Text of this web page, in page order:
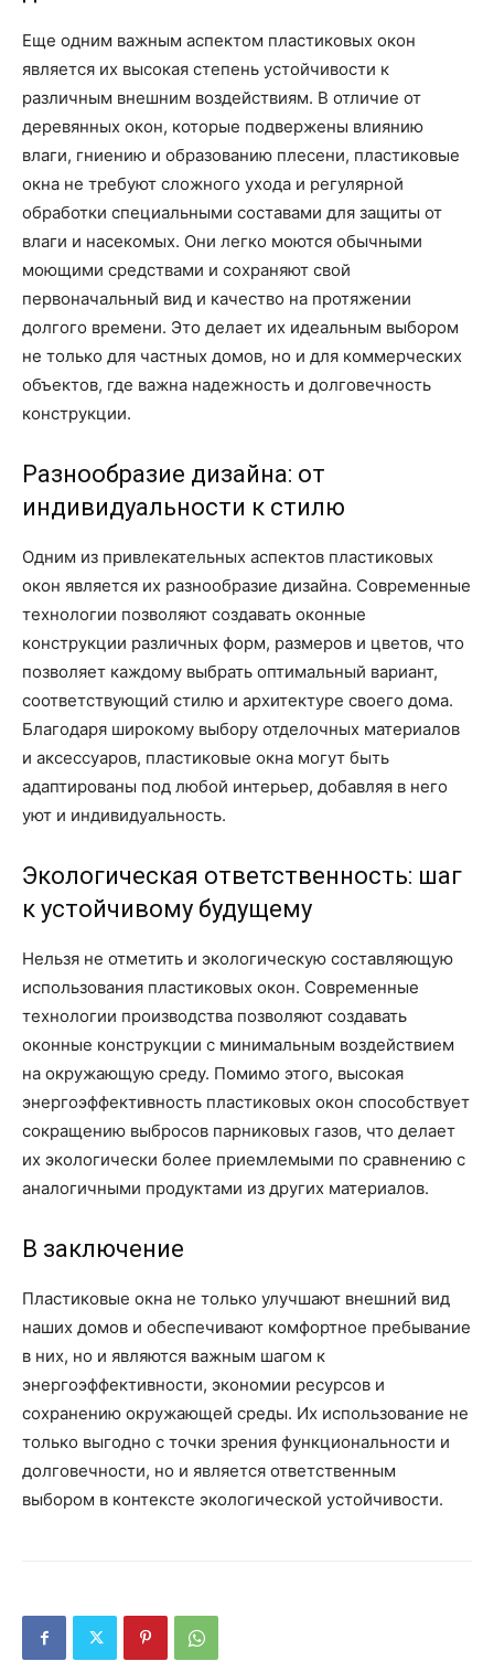
Еще одним важным аспектом пластиковых окон
является их высокая степень устойчивости к
различным внешним воздействиям. В отличие от
деревянных окон, которые подвержены влиянию
влаги, гниению и образованию плесени, пластиковые
окна не требуют сложного ухода и регулярной
обработки специальными составами для защиты от
влаги и насекомых. Они легко моются обычными
моющими средствами и сохраняют свой
первоначальный вид и качество на протяжении
долгого времени. Это делает их идеальным выбором
не только для частных домов, но и для коммерческих
объектов, где важна надежность и долговечность
конструкции.
Разнообразие дизайна: от
индивидуальности к стилю
Одним из привлекательных аспектов пластиковых
окон является их разнообразие дизайна. Современные
технологии позволяют создавать оконные
конструкции различных форм, размеров и цветов, что
позволяет каждому выбрать оптимальный вариант,
соответствующий стилю и архитектуре своего дома.
Благодаря широкому выбору отделочных материалов
и аксессуаров, пластиковые окна могут быть
адаптированы под любой интерьер, добавляя в него
уют и индивидуальность.
Экологическая ответственность: шаг
к устойчивому будущему
Нельзя не отметить и экологическую составляющую
использования пластиковых окон. Современные
технологии производства позволяют создавать
оконные конструкции с минимальным воздействием
на окружающую среду. Помимо этого, высокая
энергоэффективность пластиковых окон способствует
сокращению выбросов парниковых газов, что делает
их экологически более приемлемыми по сравнению с
аналогичными продуктами из других материалов.
В заключение
Пластиковые окна не только улучшают внешний вид
наших домов и обеспечивают комфортное пребывание
в них, но и являются важным шагом к
энергоэффективности, экономии ресурсов и
сохранению окружающей среды. Их использование не
только выгодно с точки зрения функциональности и
долговечности, но и является ответственным
выбором в контексте экологической устойчивости.